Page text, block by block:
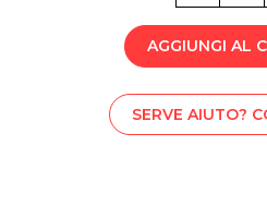
AGGIUNGI AL
SERVE AIUTO?